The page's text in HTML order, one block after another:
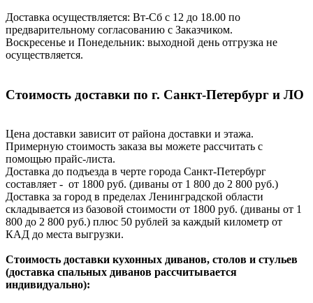
Доставка осуществляется: Вт-Сб с 12 до 18.00 по
предварительному согласованию с Заказчиком.
Воскресенье и Понедельник: выходной день отгрузка не
осуществляется.
Стоимость доставки по г. Санкт-Петербург и ЛО
Цена доставки зависит от района доставки и этажа.
Примерную стоимость заказа вы можете рассчитать с
помощью прайс-листа.
Доставка до подъезда в черте города Санкт-Петербург
составляет - от 1800 руб. (диваны от 1 800 до 2 800 руб.)
Доставка за город в пределах Ленинградской области
складывается из базовой стоимости от 1800 руб. (диваны от 1
800 до 2 800 руб.) плюс 50 рублей за каждый километр от
КАД до места выгрузки.
Стоимость доставки кухонных диванов, столов и стульев
(доставка спальных диванов рассчитывается
индивидуально):